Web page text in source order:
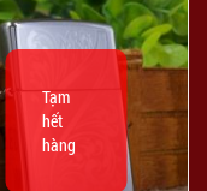
Tạm
hết
hàng